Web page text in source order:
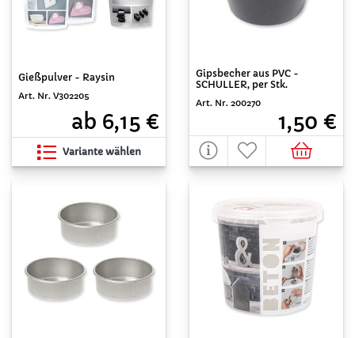
Gießpulver - Raysin
Art. Nr. V302205
ab 6,15 €
Variante wählen
Gipsbecher aus PVC -
SCHULLER, per Stk.
Art. Nr. 200270
1,50 €